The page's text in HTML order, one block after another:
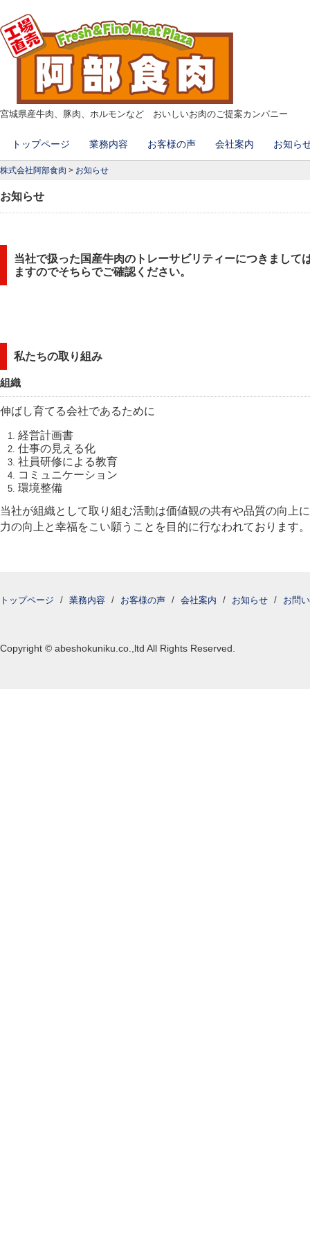
宮城県産牛肉、豚肉、ホルモンなど おいしいお肉のご提案カンパニー
メインメニュー
コ
テ
ン
ツ
動
トップページ 業務内容 お客様の声 会社案内 お知ら
株式会社阿部食肉 > お知らせ
お知らせ
当社で扱った国産牛肉のトレーサビリティーにつきまして
ますのでそちらでご確認ください。
私たちの取り組み
組織
伸ばし育てる会社であるために
経営計画書
仕事の見える化
社員研修による教育
コミュニケーション
環境整備
当社が組織として取り組む活動は価値観の共有や品質の向上
力の向上と幸福をこい願うことを目的に行なわれております。
トップページ / 業務内容 / お客様の声 / 会社案内 / お知らせ / お問
Copyright © abeshokuniku.co.,ltd All Rights Reserved.